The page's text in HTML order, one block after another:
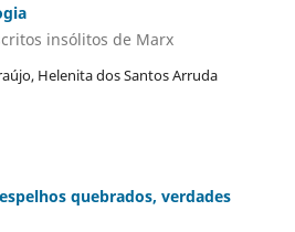
insólitos de Marx
Helenita dos Santos Arruda
quebrados, verdades